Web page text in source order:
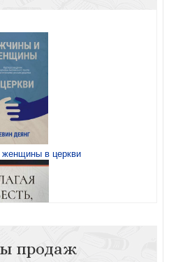
короткая книга о
важной проблеме
в церкви
в церкви
продаж